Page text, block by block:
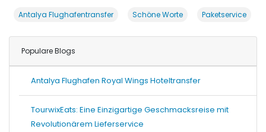
Antalya Flughafentransfer Schöne Worte Paketservice
Populare Blogs
Antalya Flughafen Royal Wings Hoteltransfer
TourwixEats: Eine Einzigartige Geschmacksreise mit
Revolutionärem Lieferservice